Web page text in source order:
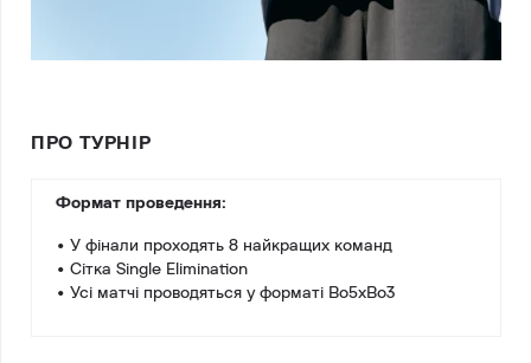
ПРО ТУРНІР
Формат проведення:
• У фінали проходять 8 найкращих команд
• Сітка Single Elimination
• Усі матчі проводяться у форматі Bo5xBo3